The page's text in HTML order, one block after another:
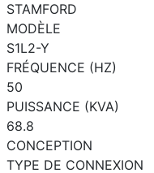
STAMFORD
MODÈLE
S1L2-Y
FRÉQUENCE (HZ)
50
PUISSANCE (KVA)
68.8
CONCEPTION
TYPE DE CONNEXION